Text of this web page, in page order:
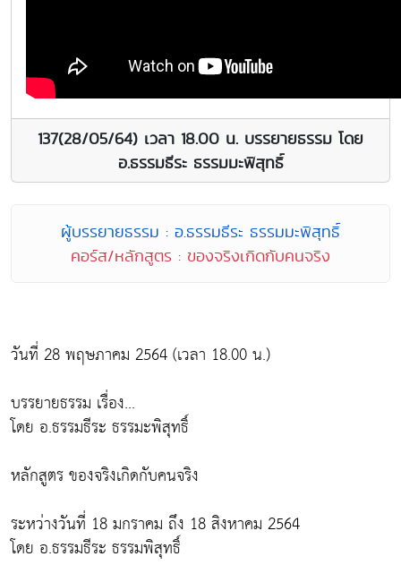
137(28/05/64) เวลา 18.00 น. บรรยายธรรม โดย
อ.ธรรมธีระ ธรรมมะพิสุทธิ์
ผู้บรรยายธรรม : อ.ธรรมธีระ ธรรมมะพิสุทธิ์
คอร์ส/หลักสูตร : ของจริงเกิดกับคนจริง
วันที่ 28 พฤษภาคม 2564 (เวลา 18.00 น.)
บรรยายธรรม เรื่อง...
โดย อ.ธรรมธีระ ธรรมะพิสุทธิ์
หลักสูตร ของจริงเกิดกับคนจริง
ระหว่างวันที่ 18 มกราคม ถึง 18 สิงหาคม 2564
โดย อ.ธรรมธีระ ธรรมพิสุทธิ์